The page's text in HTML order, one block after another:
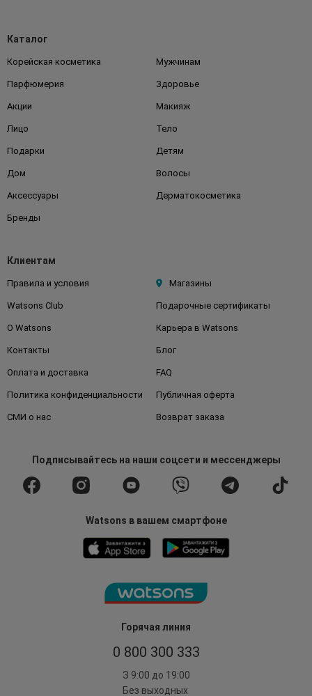
Горячая линия
0 800 300 333
З 9:00 до 19:00
Без выходных
Каталог
Корейская косметика Мужчинам
Парфюмерия Здоровье
Акции Макияж
Лицо Тело
Подарки Детям
Дом Волосы
Аксессуары Дерматокосметика
Бренды
Клиентам
Правила и условия Магазины
Watsons Club Подарочные сертификаты
О Watsons Карьера в Watsons
Контакты Блог
Оплата и доставка FAQ
Политика конфиденциальности Публичная оферта
СМИ о нас Возврат заказа
Подписывайтесьна наши соцсети и мессенджеры
Watsons в вашем смартфоне